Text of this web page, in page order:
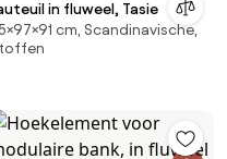
in fluweel, Tasie
cm, Scandinavische,